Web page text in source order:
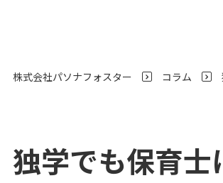
株式会社パソナフォスター >コラム
独学でも保育